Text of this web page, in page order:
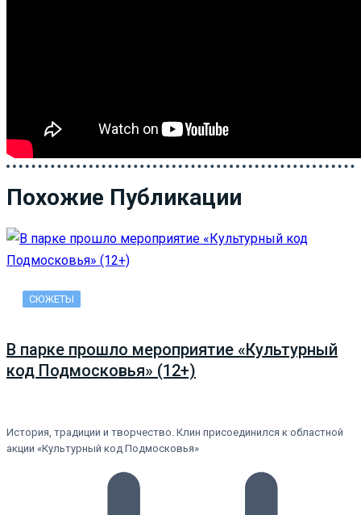
Похожие Публикации
СЮЖЕТЫ
В парке прошло мероприятие «Культурный
код Подмосковья» (12+)
История, традиции и творчество. Клин присоединился к областной
акции «Культурный код Подмосковья»